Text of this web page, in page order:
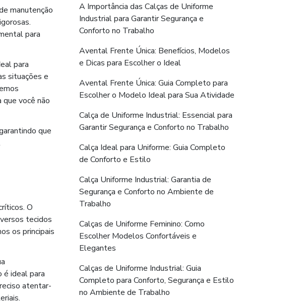
manutenção
para
para
situações e
você não
que
O
tecidos
os principais
é ideal para
atentar-
A Importância das Calças de Uniforme
Industrial para Garantir Segurança e
Conforto no Trabalho
Avental Frente Única: Benefícios, Modelos
e Dicas para Escolher o Ideal
Avental Frente Única: Guia Completo para
Escolher o Modelo Ideal para Sua Atividade
Calça de Uniforme Industrial: Essencial para
Garantir Segurança e Conforto no Trabalho
Calça Ideal para Uniforme: Guia Completo
de Conforto e Estilo
Calça Uniforme Industrial: Garantia de
Segurança e Conforto no Ambiente de
Trabalho
Calças de Uniforme Feminino: Como
Escolher Modelos Confortáveis e
Elegantes
Calças de Uniforme Industrial: Guia
Completo para Conforto, Segurança e Estilo
no Ambiente de Trabalho